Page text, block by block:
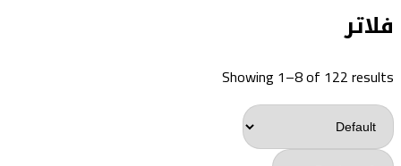
فلاتر
Showing 1–8 of 122 results